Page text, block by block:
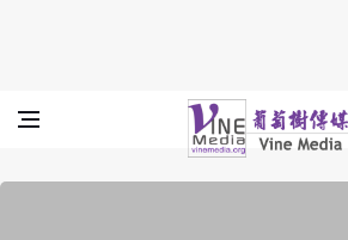
Vine Media
葡萄樹傳媒